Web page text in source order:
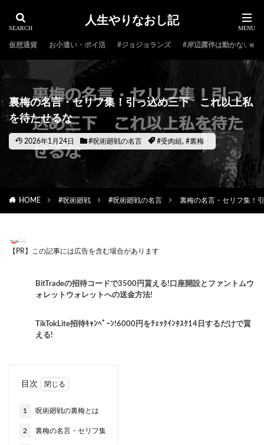
人生やりなおし記
仮想通貨 お小遣い・ポイ活 #ジョジョランズ #岸辺露伴は動かない
裏梅の名言・セリフ集！引っ込め三下 これ以上私
を待たせるな
2026年1月24日 #呪術廻戦の名言 #受肉組, #裏梅
HOME #呪術廻戦 #呪術廻戦の名言 裏梅の名言・セリフ集！
【PR】この記事には広告を含む場合があります
BitTradeの招待コードで3500円貰える!口座開設とファントムウ
ォレットウォレットへの送金方法!
TikTokLite招待ｷｬﾝﾍﾟｰﾝ!6000円をﾁｪｯｸｲﾝﾀｽｸ14日するだけで貰
える!
目次
1 呪術廻戦の裏梅とは
2 裏梅の名言・セリフ集